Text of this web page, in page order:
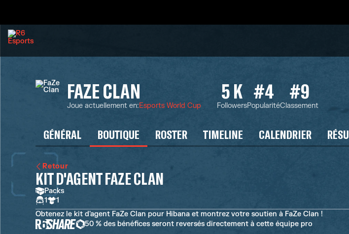
FAZE CLAN
Joue actuellement en:Esports World Cup
5 K
Followers
#4
Popularité
#9
Classement
GÉNÉRAL BOUTIQUE ROSTER TIMELINE CALENDRIER
Retour
KIT D'AGENT FAZE CLAN
Packs
1
1
Obtenez le kit d'agent FaZe Clan pour Hibana et montrez votre soutien à FaZe Clan !
50 % des bénéfices seront reversés directement à cette équipe pro